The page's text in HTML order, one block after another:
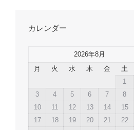
カレンダー
2026年8月
月
火 水 木 金 土
1
3
4 5 6 7 8
10
11 12 13 14 15
17
18 19 20 21 22